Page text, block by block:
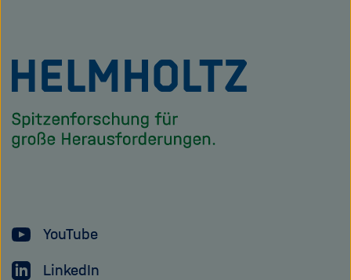
Zu
Startseite
YouTube
LinkedIn